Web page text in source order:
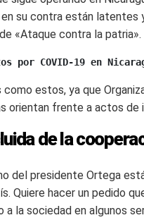
su contra están latentes
«Ataque contra la patria».
por COVID-19 en
estos, ya que
orientan frente a actos
de la
del presidente Ortega
Quiere hacer un pedido
la sociedad en algunos